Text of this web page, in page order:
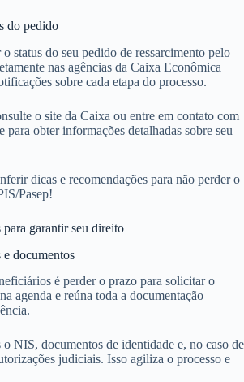
do pedido
status do seu pedido de ressarcimento pelo
nas agências da Caixa Econômica
sobre cada etapa do processo.
o site da Caixa ou entre em contato com
para obter informações detalhadas sobre seu
dicas e recomendações para não perder o
Pasep!
para garantir seu direito
e documentos
é perder o prazo para solicitar o
agenda e reúna toda a documentação
o NIS, documentos de identidade e, no caso de
judiciais. Isso agiliza o processo e